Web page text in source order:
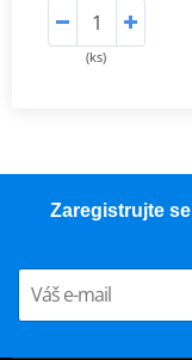
(ks)
Zaregistrujte